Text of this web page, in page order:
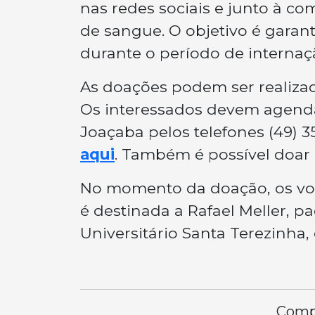
nas redes sociais e junto à
de sangue. O objetivo é
durante o período de
As doações podem ser
Os interessados devem
Joaçaba pelos telefones (49)
aqui. Também é possível
No momento da doação, os
é destinada a Rafael Meller,
Universitário Santa Terezinha,